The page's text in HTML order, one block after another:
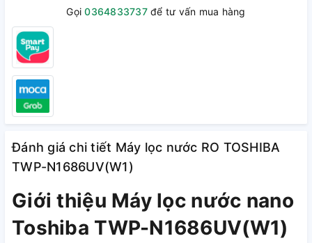
Gọi0364833737để tư vấn mua hàng
Đánh giá chi tiết Máy lọc nước RO TOSHIBA
TWP-N1686UV(W1)
Giới thiệu Máy lọc nước nano
Toshiba TWP-N1686UV(W1)